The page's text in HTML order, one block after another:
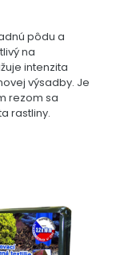
pôdu a
na
intenzita
výsadby. Je
rezom sa
rastliny.